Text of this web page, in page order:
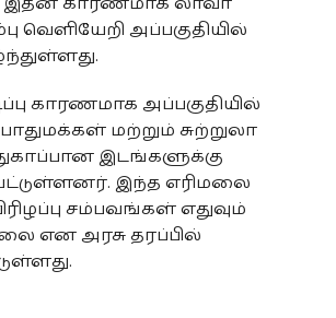
வெளியேறி அப்பகுதியில்
காரணமாக அப்பகுதியில்
மற்றும் சுற்றுலா
இடங்களுக்கு
இந்த எரிமலை
சம்பவங்கள் எதுவும்
என அரசு தரப்பில்